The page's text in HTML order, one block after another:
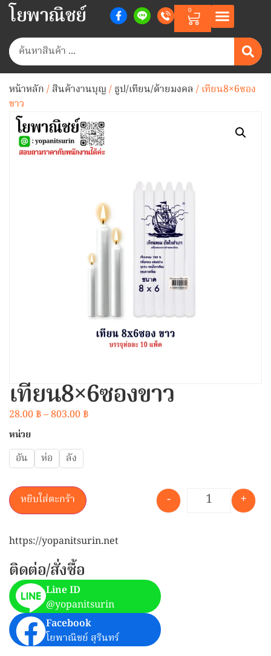
โยพาณิชย์ 0
หน้าหลัก/สินค้างานบุญ/ธูป/เทียน/ด้ายมงคล / เทียน8×6ซอง
ขาว
เทียน8×6ซองขาว
28.00฿–803.00฿
หน่วย
อัน ห่อ ลัง
- +
หยิบใส่ตะกร้า
https://yopanitsurin.net
ติดต่อ/สั่งซื้อ
Line ID
@yopanitsurin
Facebook
โยพาณิชย์ สุรินทร์